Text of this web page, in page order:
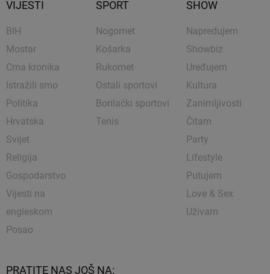
VIJESTI
BIH
Mostar
Crna kronika
Istražili smo
Politika
Hrvatska
Svijet
Religija
Gospodarstvo
Vijesti na
engleskom
Posao
SPORT
Nogomet
Košarka
Rukomet
Ostali sportovi
Borilački sportovi
Tenis
SHOW
Napredujem
Showbiz
Uređujem
Kultura
Zanimljivosti
Čitam
Party
Lifestyle
Putujem
Love & Sex
Uživam
PRATITE NAS JOŠ NA: